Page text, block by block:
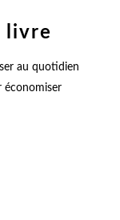
livre
économiser